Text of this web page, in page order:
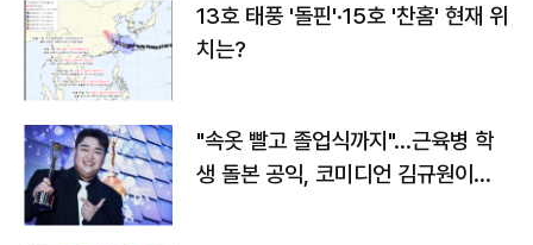
13호 태풍 '돌핀'·15호 '찬홈' 현재 위
치는?
"속옷 빨고 졸업식까지"…근육병 학
생 돌본 공익, 코미디언 김규원이었